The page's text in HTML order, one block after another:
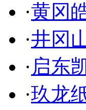
·黄冈
·井冈
· 启东
·玖龙